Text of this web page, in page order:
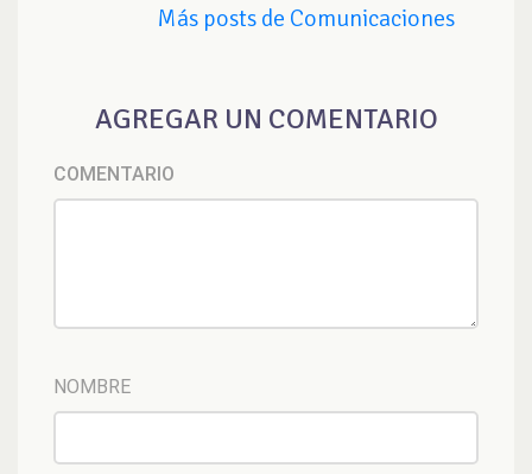
Más posts de Comunicaciones
AGREGAR UN COMENTARIO
COMENTARIO
NOMBRE